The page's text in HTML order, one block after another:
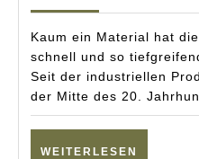
Kaum ein Material hat
schnell und so
Seit der industriellen
der Mitte des 20.
WEITERLESEN